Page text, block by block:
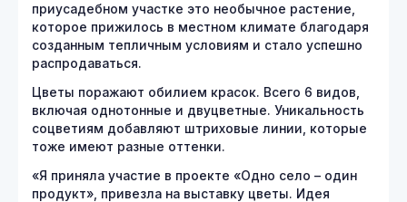
приусадебном участке это необычное растение,
которое прижилось в местном климате благодаря
созданным тепличным условиям и стало успешно
распродаваться.
Цветы поражают обилием красок. Всего 6 видов,
включая однотонные и двуцветные. Уникальность
соцветиям добавляют штриховые линии, которые
тоже имеют разные оттенки.
«Я приняла участие в проекте «Одно село – один
продукт», привезла на выставку цветы. Идея